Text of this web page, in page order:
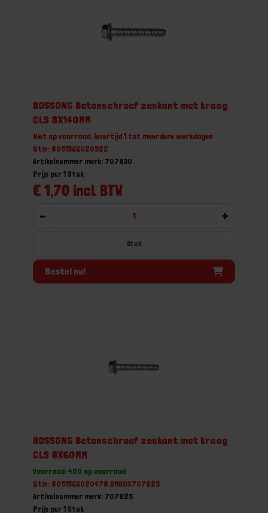
BOSSONG Betonschroef zeskant met kraag
CLS 8X140MM
Niet op voorraad, levertijd 1 tot meerdere werkdagen
Gtin: 8051566020522
Artikelnummer merk: 707830
€ 1,70 incl. BTW
Prijs per 1 Stuk
- +
Stuk
Bestel nu!
BOSSONG Betonschroef zeskant met kraag
CLS 8X60MM
Voorraad: 400 op voorraad
Gtin: 8051566020478,BMBOS707825
Artikelnummer merk: 707825
Prijs per 1 Stuk